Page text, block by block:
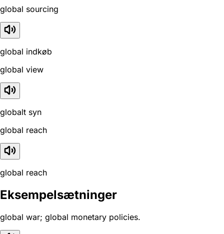
global sourcing
global indkøb
global view
globalt syn
global reach
global reach
Eksempelsætninger
global war; global monetary policies.